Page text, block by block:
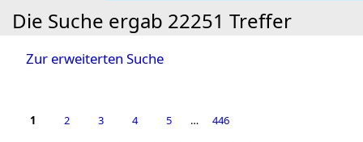
Die Suche ergab 22251 Treffer
Zur erweiterten Suche
1 2 3 4 5 … 446